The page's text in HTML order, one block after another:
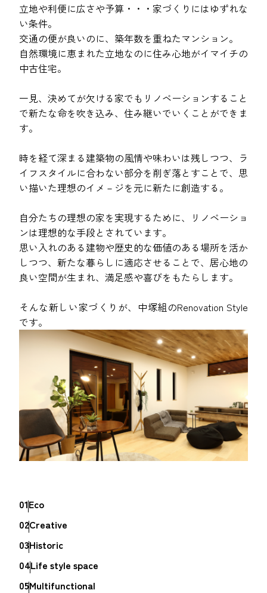
立地や利便に広さや予算・・・家づくりにはゆずれな
い条件。
交通の便が良いのに、築年数を重ねたマンション。
自然環境に恵まれた立地なのに住み心地がイマイチの
中古住宅。
一見、決めてが欠ける家でもリノベーションすること
で新たな命を吹き込み、住み継いでいくことができま
す。
時を経て深まる建築物の風情や味わいは残しつつ、ラ
イフスタイルに合わない部分を削ぎ落とすことで、思
い描いた理想のイメ－ジを元に新たに創造する。
自分たちの理想の家を実現するために、リノベーショ
ンは理想的な手段とされています。
思い入れのある建物や歴史的な価値のある場所を活か
しつつ、新たな暮らしに適応させることで、居心地の
良い空間が生まれ、満足感や喜びをもたらします。
そんな新しい家づくりが、中塚組のRenovation Style
です。
01Eco
02Creative
03Historic
04Life style space
05Multifunctional